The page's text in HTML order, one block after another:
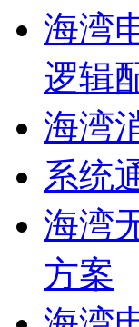
海湾
逻辑
海湾
系统
海湾
方案